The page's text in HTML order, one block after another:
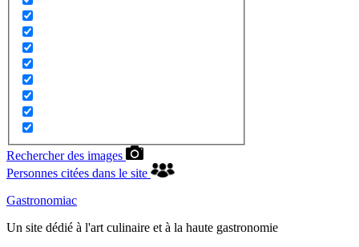
Rechercher des images
Personnes citées dans le site
Gastronomiac
Un site dédié à l'art culinaire et à la haute gastronomie